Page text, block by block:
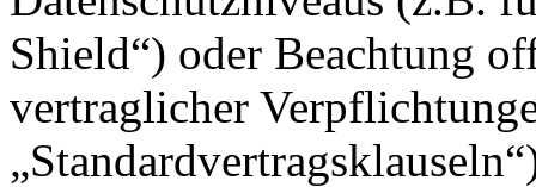
Shield“) oder Beachtung
vertraglicher